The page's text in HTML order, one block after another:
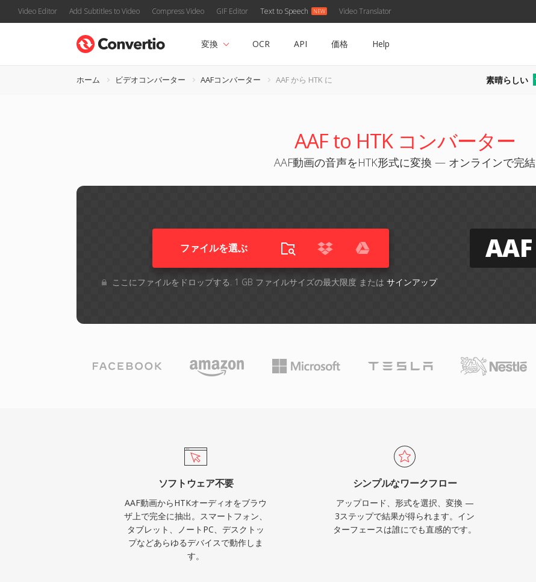
Video Editor Add Subtitles to Video Compress Video GIF Editor Text to Speech Video Translator
変換 OCR API 価格 Help
ホーム ビデオコンバーター AAFコンバーター AAF から HTK に 素晴らしい
AAF to HTK コンバーター
AAF動画の音声をHTK形式に変換 — オンラインで完結
ファイルを選ぶ
ここにファイルをドロップする. 1 GB ファイルサイズの最大限度 または サインアップ
AAF
ソフトウェア不要
AAF動画からHTKオーディオをブラウ
ザ上で完全に抽出。スマートフォン、
タブレット、ノートPC、デスクトッ
プなどあらゆるデバイスで動作しま
す。
シンプルなワークフロー
アップロード、形式を選択、変換 —
3ステップで結果が得られます。イン
ターフェースは誰にでも直感的です。